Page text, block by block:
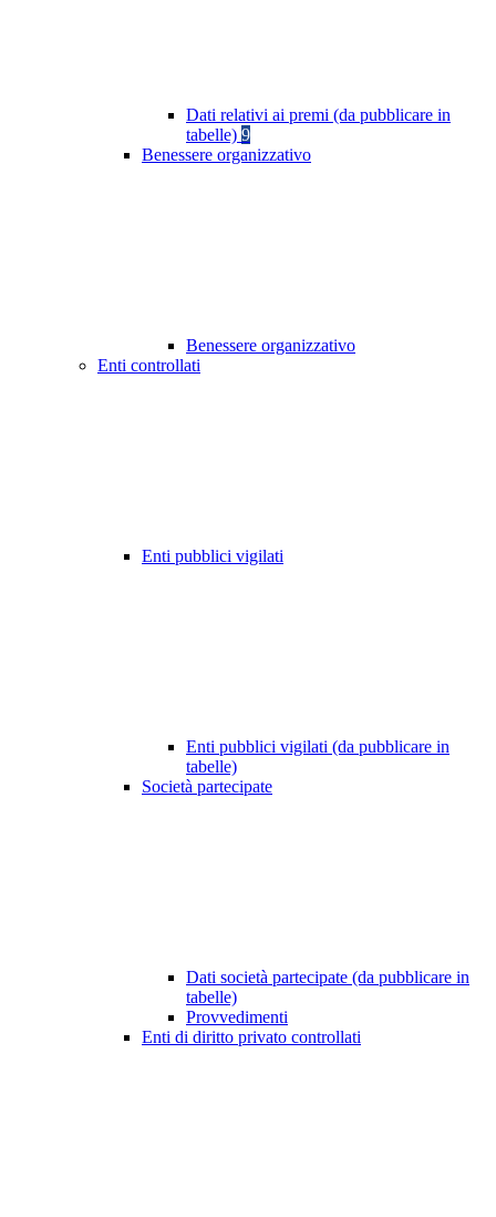
Dati relativi ai premi (da pubblicare in
tabelle) 9
Benessere organizzativo
Benessere organizzativo
Enti controllati
Enti pubblici vigilati
Enti pubblici vigilati (da pubblicare in
tabelle)
Società partecipate
Dati società partecipate (da pubblicare in
tabelle)
Provvedimenti
Enti di diritto privato controllati